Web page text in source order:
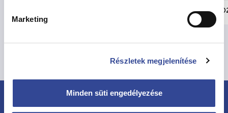
Marketing
Részletek megjelenítése
Minden süti engedélyezése
Összes hír megtekintése